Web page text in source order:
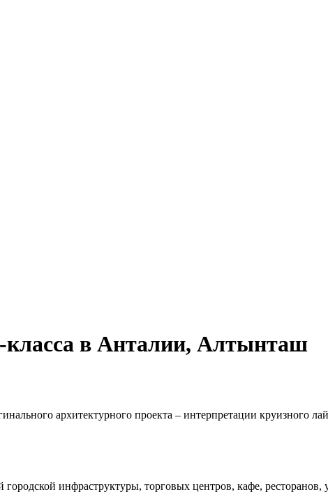
в Анталии, Алтынташ
архитектурного проекта – интерпретации круизного
городской инфраструктуры, торговых центров, кафе,